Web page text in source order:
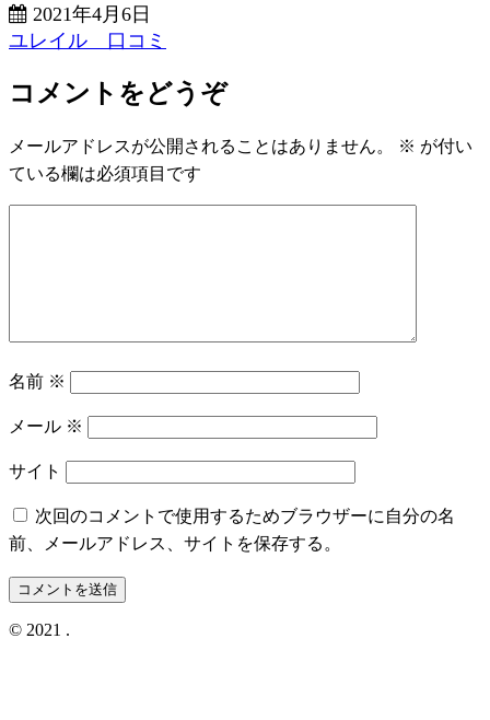
2021年4月6日
ユレイル 口コミ
コメントをどうぞ
メールアドレスが公開されることはありません。 ※ が付い
ている欄は必須項目です
名前 ※
メール ※
サイト
次回のコメントで使用するためブラウザーに自分の名
前、メールアドレス、サイトを保存する。
© 2021 .